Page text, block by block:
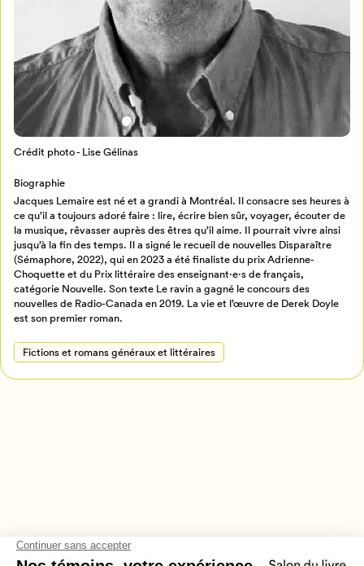
Mon Salon
Programmation
Retour à l’accueil
Crédit photo - Lise Gélinas
Biographie
Jacques Lemaire est né et a grandi à Montréal. Il consacre ses heures à
ce qu’il a toujours adoré faire : lire, écrire bien sûr, voyager, écouter de
la musique, rêvasser auprès des êtres qu’il aime. Il pourrait vivre ainsi
jusqu’à la fin des temps. Il a signé le recueil de nouvelles Disparaître
(Sémaphore, 2022), qui en 2023 a été finaliste du prix Adrienne-
Choquette et du Prix littéraire des enseignant·e·s de français,
catégorie Nouvelle. Son texte Le ravin a gagné le concours des
nouvelles de Radio-Canada en 2019. La vie et l’œuvre de Derek Doyle
est son premier roman.
Fictions et romans généraux et littéraires
Pour enregistrer vos favoris,
connectez-vous ou créez votre profil
Mon Salon
Créer un profil
Annuler